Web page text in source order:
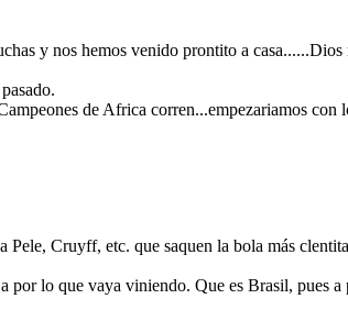
y nos hemos venido prontito a
de Africa corren...empezariamos con
Cruyff, etc. que saquen la bola más
por lo que vaya viniendo. Que es Brasil, pues